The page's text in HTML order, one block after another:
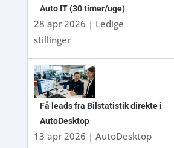
Auto IT (30 timer/uge)
28 apr 2026 | Ledige
stillinger
Få leads fra Bilstatistik direkte i
AutoDesktop
13 apr 2026 | AutoDesktop